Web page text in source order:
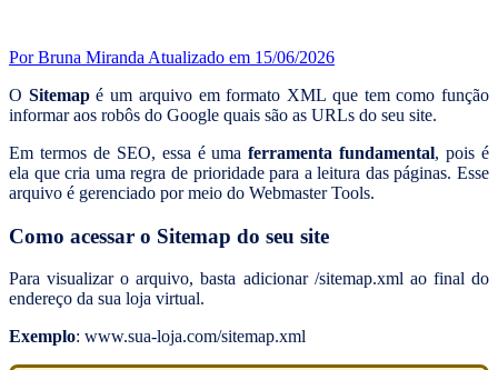
Por Bruna Miranda Atualizado em 15/06/2026
O Sitemapé um arquivo em formato XML que tem como função
informar aos robôs do Google quais são as URLs do seu site.
Em termos de SEO, essa é umaferramenta fundamental, pois é
ela que cria uma regra de prioridade para a leitura das páginas. Esse
arquivo é gerenciado por meio do Webmaster Tools.
Como acessar o Sitemap do seu site
Para visualizar o arquivo, basta adicionar /sitemap.xml ao final do
endereço da sua loja virtual.
Exemplo: www.sua-loja.com/sitemap.xml